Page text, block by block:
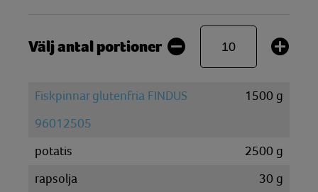
Välj antal portioner
Fiskpinnar glutenfria FINDUS
96012505
1500 g
potatis 2500 g
rapsolja
30 g